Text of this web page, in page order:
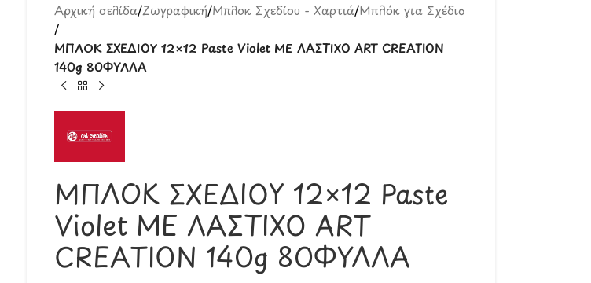
Αρχική σελίδα/Ζωγραφική/Μπλοκ Σχεδίου - Χαρτιά/Μπλόκ για Σχέδιο
/
ΜΠΛΟΚ ΣΧΕΔΙΟΥ 12×12 Paste Violet ΜΕ ΛΑΣΤΙΧΟ ART CREATION
140g 80ΦΥΛΛΑ
ΜΠΛΟΚ ΣΧΕΔΙΟΥ 12×12 Paste
Violet ΜΕ ΛΑΣΤΙΧΟ ART
CREATION 140g 80ΦΥΛΛΑ